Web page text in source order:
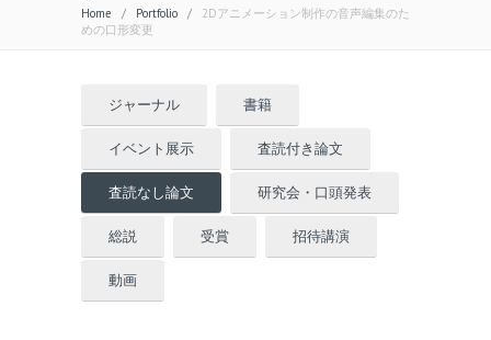
Home / Portfolio / 2Dアニメーション制作の音声編集のた
めの口形変更
ジャーナル 書籍
イベント展示 査読付き論文
査読なし論文 研究会・口頭発表
総説 受賞 招待講演
動画